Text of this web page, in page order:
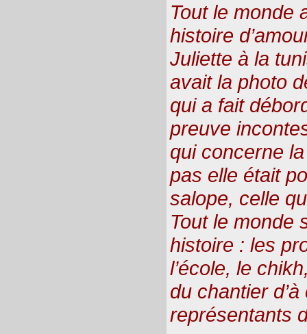
Tout le monde
histoire
Juliette à la
avait la photo
qui a fait
preuve
qui concerne
pas elle était
salope, celle
Tout le monde
histoire : les
l’école, le
du chantier
représentants